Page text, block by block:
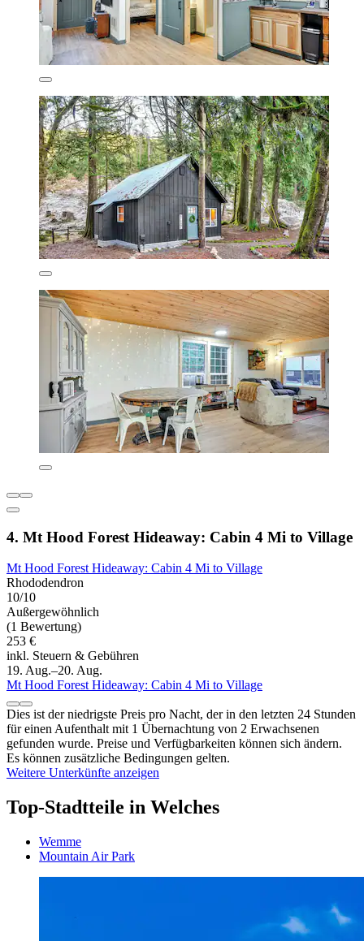
4. Mt Hood Forest Hideaway: Cabin 4 Mi to Village
Mt Hood Forest Hideaway: Cabin 4 Mi to Village
Rhododendron
10/10
Außergewöhnlich
(1 Bewertung)
253 €
inkl. Steuern & Gebühren
19. Aug.–20. Aug.
Mt Hood Forest Hideaway: Cabin 4 Mi to Village
Dies ist der niedrigste Preis pro Nacht, der in den letzten 24 Stunden
für einen Aufenthalt mit 1 Übernachtung von 2 Erwachsenen
gefunden wurde. Preise und Verfügbarkeiten können sich ändern.
Es können zusätzliche Bedingungen gelten.
Weitere Unterkünfte anzeigen
Top-Stadtteile in Welches
Wemme
Mountain Air Park